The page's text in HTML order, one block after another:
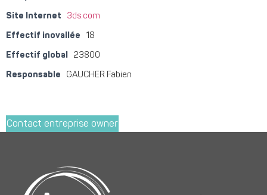
Site Internet 3ds.com
Effectif inovallée 18
Effectif global 23800
Responsable GAUCHER Fabien
Contact entreprise owner